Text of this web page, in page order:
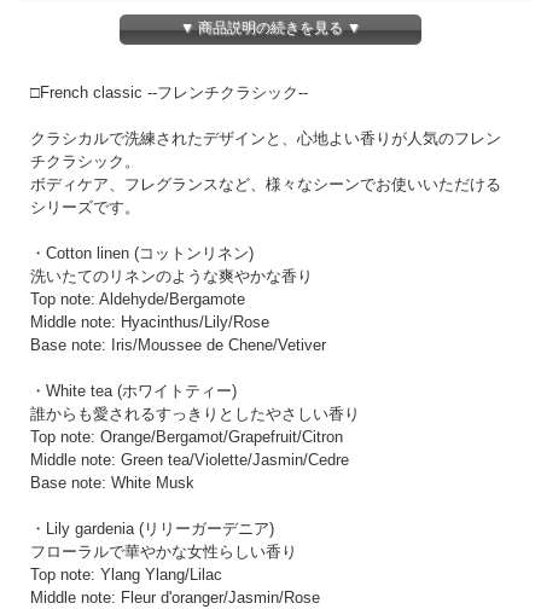
お湯に溶けやすい細かい粒子のバスソルトです。
さい。
▼ 商品説明の続きを見る ▼
□French classic --フレンチクラシック--
クラシカルで洗練されたデザインと、心地よい香りが人気のフレン
チクラシック。
ボディケア、フレグランスなど、様々なシーンでお使いいただける
シリーズです。
・Cotton linen (コットンリネン)
洗いたてのリネンのような爽やかな香り
Top note: Aldehyde/Bergamote
Middle note: Hyacinthus/Lily/Rose
Base note: Iris/Moussee de Chene/Vetiver
・White tea (ホワイトティー)
誰からも愛されるすっきりとしたやさしい香り
Top note: Orange/Bergamot/Grapefruit/Citron
Middle note: Green tea/Violette/Jasmin/Cedre
Base note: White Musk
・Lily gardenia (リリーガーデニア)
フローラルで華やかな女性らしい香り
Top note: Ylang Ylang/Lilac
Middle note: Fleur d'oranger/Jasmin/Rose